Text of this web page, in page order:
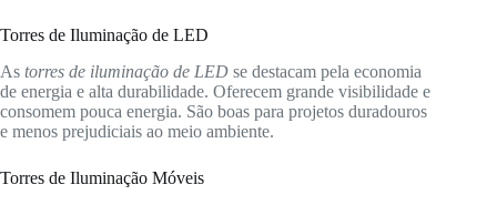
Torres de Iluminação de LED
As torres de iluminação de LED se destacam pela economia
de energia e alta durabilidade. Oferecem grande visibilidade e
consomem pouca energia. São boas para projetos duradouros
e menos prejudiciais ao meio ambiente.
Torres de Iluminação Móveis